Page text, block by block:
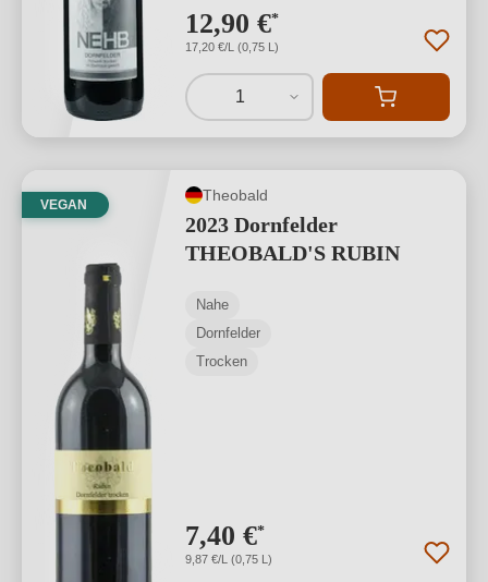
12,90 €*
17,20 €/L (0,75 L)
1
VEGAN
Theobald
2023 Dornfelder
THEOBALD'S RUBIN
Nahe
Dornfelder
Trocken
7,40 €*
9,87 €/L (0,75 L)